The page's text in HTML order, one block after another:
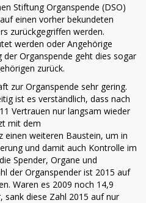
Stiftung Organspende (DSO)
einen vorher bekundeten
zurückgegriffen werden.
werden oder Angehörige
Organspende geht dies sogar
zurück.
zur Organspende sehr gering.
ist es verständlich, dass nach
Vertrauen nur langsam wieder
mit dem
einen weiteren Baustein, um in
und damit auch Kontrolle im
Spender, Organe und
der Organspender ist 2015 auf
Waren es 2009 noch 14,9
sank diese Zahl 2015 auf nur